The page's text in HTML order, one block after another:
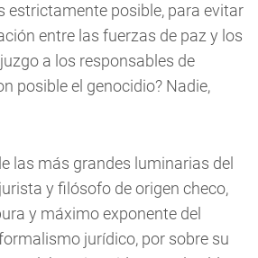
estrictamente posible, para evitar
entre las fuerzas de paz y los
a los responsables de
posible el genocidio? Nadie,
las más grandes luminarias del
y filósofo de origen checo,
y máximo exponente del
jurídico, por sobre su